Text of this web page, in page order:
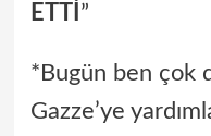
ETTİ ”
*Bugün ben çok
Gazze’ye